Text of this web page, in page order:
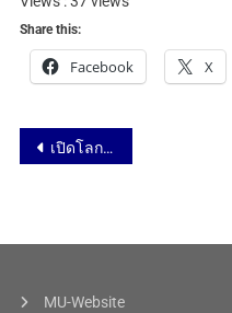
Share this:
Facebook X
เปิดโลกทัศน์วิทยาศาสตร์และนวัตกรรม โรงเรียนทวีธาภิเศก กรุงเทพฯ วันที่ 6 กุมภาพันธ์ 2566
MU-Website